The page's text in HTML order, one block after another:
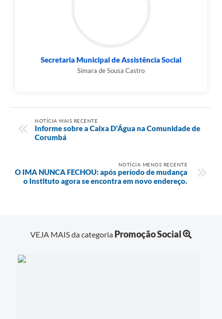
Secretaria Municipal de Assistência Social
Simara de Sousa Castro
NOTÍCIA MAIS RECENTE
Informe sobre a Caixa D’Água na Comunidade de
Corumbá
NOTÍCIA MENOS RECENTE
O IMA NUNCA FECHOU: após período de mudança
o Instituto agora se encontra em novo endereço.
VEJA MAIS da categoria Promoção Social